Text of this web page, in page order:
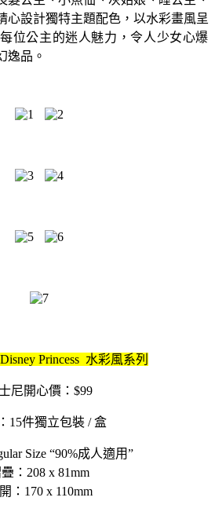
心設計獨特主題配色，以水彩畫風呈
位公主的迷人魅力，令人少女心爆
逸品。
Princess 水彩風系列
尼開心價：$99
15件獨立包裝 / 盒
Size “90%成人適用”
：208 x 81mm
：170 x 110mm